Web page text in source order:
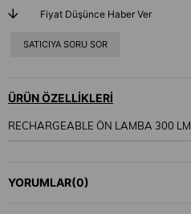
Fiyat Düşünce Haber Ver
SATICIYA SORU SOR
ÜRÜN ÖZELLIKLERI
RECHARGEABLE ÖN LAMBA 300 LM
YORUMLAR(0)